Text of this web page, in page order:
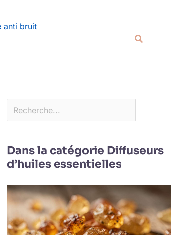
anti bruit
Dans la catégorie Diffuseurs
d’huiles essentielles